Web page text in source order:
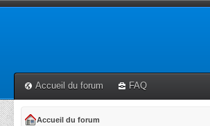
Accueil du forum FAQ
Accueil du forum